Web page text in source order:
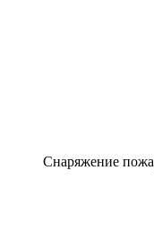
Снаряжение